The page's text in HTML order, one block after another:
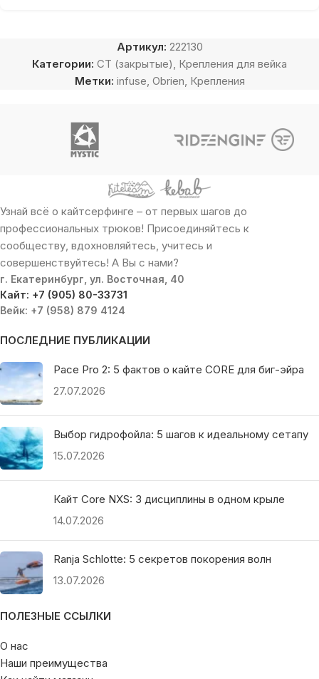
Артикул: 222130
Категории: CT (закрытые) Крепления для вейка
Метки: infuse Obrien Крепления
Узнай всё о кайтсерфинге – от первых шагов до
профессиональных трюков! Присоединяйтесь к
сообществу, вдохновляйтесь, учитесь и
совершенствуйтесь! А Вы с нами?
г. Екатеринбург, ул. Восточная, 40
Кайт: +7 (905) 80-33731
Вейк: +7 (958) 879 4124
ПОСЛЕДНИЕ ПУБЛИКАЦИИ
Pace Pro 2: 5 фактов о кайте CORE для биг-эйра
27.07.2026
Выбор гидрофойла: 5 шагов к идеальному сетапу
15.07.2026
Кайт Core NXS: 3 дисциплины в одном крыле
14.07.2026
Ranja Schlotte: 5 секретов покорения волн
13.07.2026
ПОЛЕЗНЫЕ ССЫЛКИ
О нас
Наши преимущества